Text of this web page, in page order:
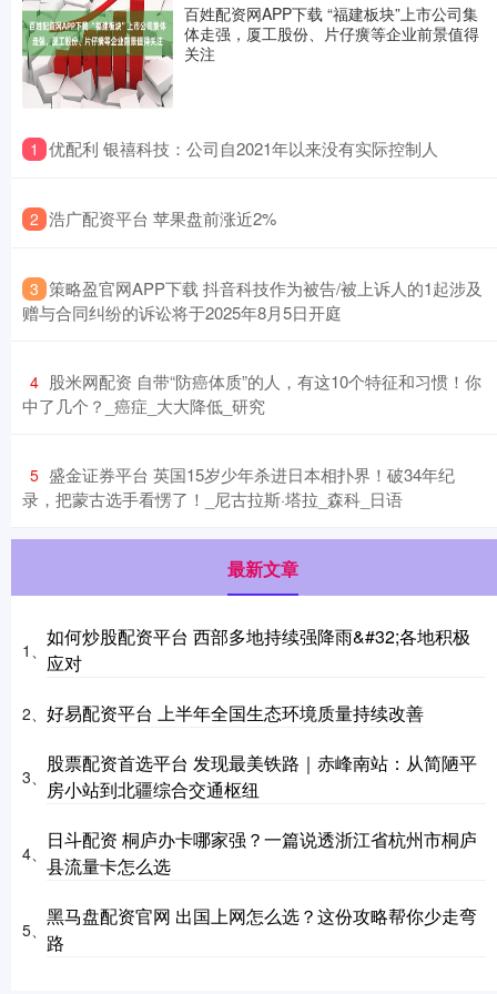
百姓配资网APP下载 “福建板块”上市公司集
体走强，厦工股份、片仔癀等企业前景值得
关注
1 ​优配利 银禧科技：公司自2021年以来没有实际控制人
2 ​浩广配资平台 苹果盘前涨近2%
3 ​策略盈官网APP下载 抖音科技作为被告/被上诉人的1起涉及
赠与合同纠纷的诉讼将于2025年8月5日开庭
4 ​股米网配资 自带“防癌体质”的人，有这10个特征和习惯！你
中了几个？_癌症_大大降低_研究
5 ​盛金证券平台 英国15岁少年杀进日本相扑界！破34年纪
录，把蒙古选手看愣了！_尼古拉斯·塔拉_森科_日语
最新文章
1、
如何炒股配资平台 西部多地持续强降雨&#32;各地积极
应对
2、 好易配资平台 上半年全国生态环境质量持续改善
3、
股票配资首选平台 发现最美铁路｜赤峰南站：从简陋平
房小站到北疆综合交通枢纽
4、
日斗配资 桐庐办卡哪家强？一篇说透浙江省杭州市桐庐
县流量卡怎么选
5、
黑马盘配资官网 出国上网怎么选？这份攻略帮你少走弯
路